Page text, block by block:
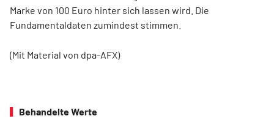
Marke von 100 Euro hinter sich lassen wird. Die
Fundamentaldaten zumindest stimmen.
(Mit Material von dpa-AFX)
Behandelte Werte